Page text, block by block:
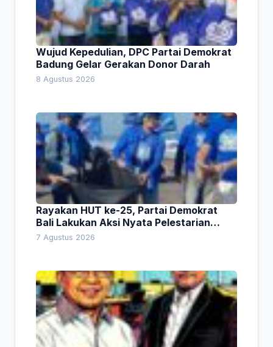
Wujud Kepedulian, DPC Partai Demokrat
Badung Gelar Gerakan Donor Darah
8 Agustus 2026
Rayakan HUT ke-25, Partai Demokrat
Bali Lakukan Aksi Nyata Pelestarian
Lingkungan
7 Agustus 2026